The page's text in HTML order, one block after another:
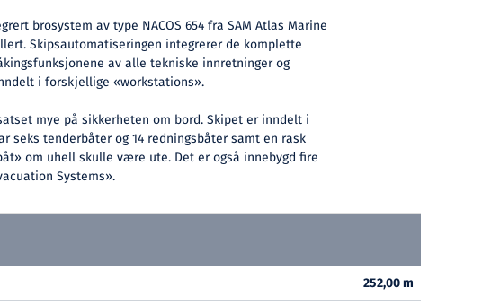
brosystem av type NACOS 654 fra SAM Atlas Marine
Skipsautomatiseringen integrerer de komplette
av alle tekniske innretninger og
i forskjellige «workstations».
satset mye på sikkerheten om bord. Skipet er inndelt i
seks tenderbåter og 14 redningsbåter samt en rask
om uhell skulle være ute. Det er også innebygd fire
Systems».
252,00 m